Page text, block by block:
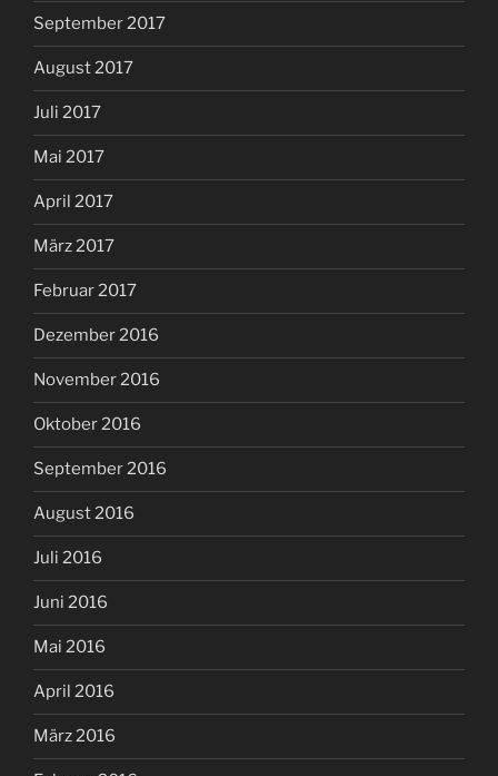
September 2017
August 2017
Juli 2017
Mai 2017
April 2017
März 2017
Februar 2017
Dezember 2016
November 2016
Oktober 2016
September 2016
August 2016
Juli 2016
Juni 2016
Mai 2016
April 2016
März 2016